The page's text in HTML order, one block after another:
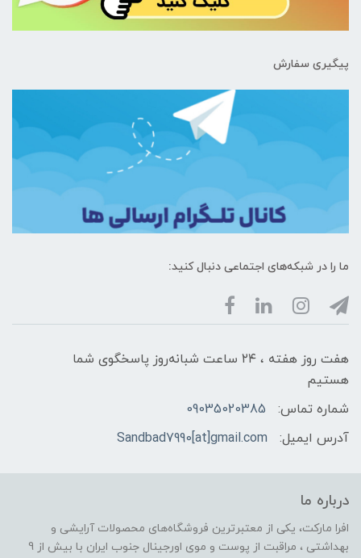
پیگیری سفارش
ما را در شبکه‌های اجتماعی دنبال کنید:
هفت روز هفته ، ۲۴ ساعت شبانه‌روز پاسخگوی شما
هستیم
شماره تماس:
09035020385
آدرس ایمیل:
Sandbad7990[at]gmail.com
درباره ما
افرا مارکت، یکی از معتبرترین فروشگاه‌های محصولات آرایشی و
بهداشتی ، مراقبت از پوست و موی اورجینال جنوب ایران با بیش از 9